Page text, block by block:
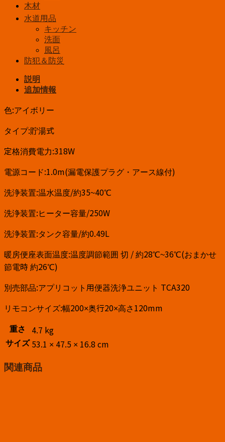
木材
水道用品
キッチン
洗面
風呂
防犯＆防災
説明
追加情報
色:アイボリー
タイプ:貯湯式
定格消費電力:318W
電源コード:1.0m(漏電保護プラグ・アース線付)
洗浄装置:温水温度/約35~40℃
洗浄装置:ヒーター容量/250W
洗浄装置:タンク容量/約0.49L
暖房便座表面温度:温度調節範囲 切 / 約28℃~36℃(おまかせ
節電時 約26℃)
別売部品:アプリコット用便器洗浄ユニット TCA320
リモコンサイズ:幅200×奥行20×高さ120mm
重さ
4.7 kg
サイズ 53.1 × 47.5 × 16.8 cm
関連商品